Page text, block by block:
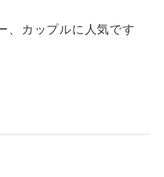
、カップルに人気です